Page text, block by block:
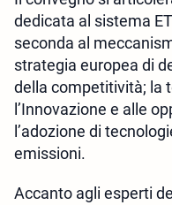
dedicata al sistema
seconda al
strategia europea di
della competitività; la
l’Innovazione e alle
l’adozione di
emissioni.
Accanto agli esperti